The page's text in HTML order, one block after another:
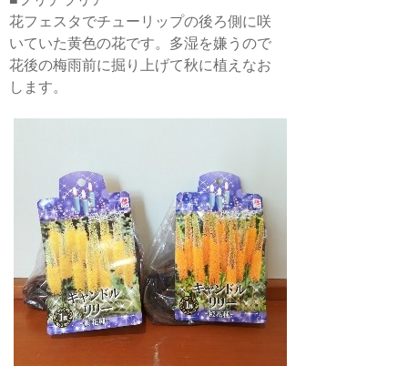
花フェスタでチューリップの後ろ側に咲
いていた黄色の花です。多湿を嫌うので
花後の梅雨前に掘り上げて秋に植えなお
します。